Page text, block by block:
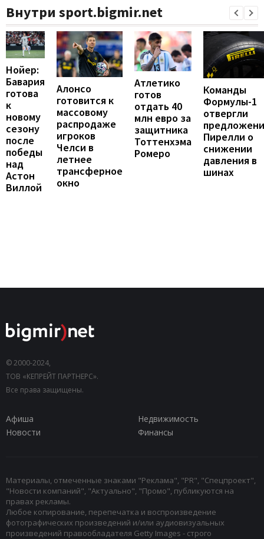
Внутри sport.bigmir.net
Нойер:
Бавария
готова
к
новому
сезону
после
победы
над
Астон
Виллой
Алонсо
готовится к
массовому
распродаже
игроков
Челси в
летнее
трансферное
окно
Атлетико
готов
отдать 40
млн евро за
защитника
Тоттенхэма
Ромеро
Команды
Формулы-1
отвергли
Пирелли о
снижении
давления в
шинах
© 2000-2024,
ТОВ «КЕПРЕЙТ ПАРТНЕРС».
Все права защищены.
Афиша
Недвижимость
Новости
Финансы
Материалы, отмеченные знаками "Реклама", "PR", "Спецпроект",
"Новости компаний", "Актуально", "Промо", публикуются на
правах рекламы.
Любое копирование, перепечатка и воспроизведение
фотографических произведений и/или аудиовизуальных
произведений правообладателя Getty Images - строго